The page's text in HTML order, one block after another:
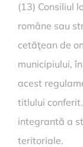
(13) Consiliul
române sau
cetăţean de
municipiului,
acest
titlului
integrantă a
teritoriale.